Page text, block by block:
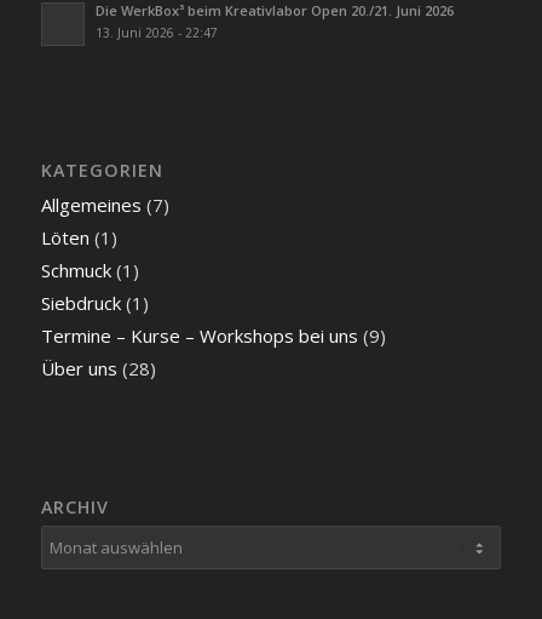
Die WerkBox³ beim Kreativlabor Open 20./21. Juni 2026
13. Juni 2026 - 22:47
KATEGORIEN
Allgemeines (7)
Löten (1)
Schmuck(1)
Siebdruck(1)
Termine – Kurse – Workshops bei uns (9)
Über uns (28)
ARCHIV